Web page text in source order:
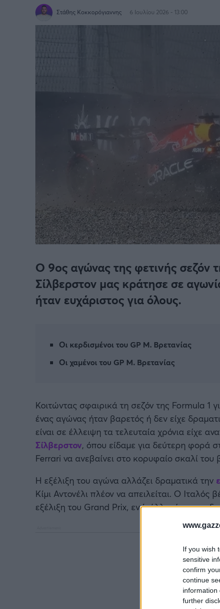
If you wish
sensitive
confirm
continue
information
further
Στάθης Κοκκορόγιαννης 6 Ιουλίου 2026 - 13:00
O 9oς αγώνας της φετινής σεζόν
Σίλβερστον μας κράτησε σε
ήταν ευχάριστος για όλους.
Οι κερδισμένοι του GP Μ. Βρετανίας
Οι χαμένοι του GP Μ. Βρετανίας
Κοιτώντας σφαιρικά τη σεζόν της Formula 1
ένας αγώνας ήταν βαρετός ή δεν είχε
είναι σε έλλειψη τα τελευταία χρόνια είχε
Σίλβερστον, όπου είδαμε για δεύτερη φορά
Ferrari να ανεβαίνει στο κορυφαίο σκαλί του
Η εξέλιξη του αγώνα αλλάζει δραματικά την
Κίμι Αντονέλι πλέον να απειλείται. Ο
εξέλιξη του Grand Prix, ενώ άλλοι έμειναν